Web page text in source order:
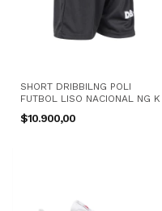
SHORT DRIBBILNG POLI
FUTBOL LISO NACIONAL NG K
$10.900,00